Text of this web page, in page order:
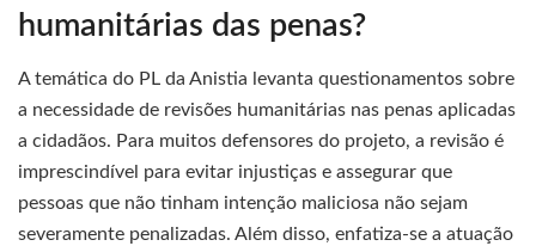
humanitárias das penas?
A temática do PL da Anistia levanta questionamentos sobre
a necessidade de revisões humanitárias nas penas aplicadas
a cidadãos. Para muitos defensores do projeto, a revisão é
imprescindível para evitar injustiças e assegurar que
pessoas que não tinham intenção maliciosa não sejam
severamente penalizadas. Além disso, enfatiza-se a atuação